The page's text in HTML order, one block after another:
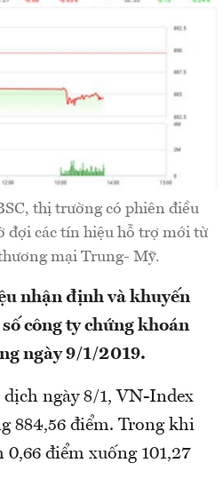
thị trường có phiên điều
đợi các tín hiệu hỗ trợ mới từ
mại Trung- Mỹ.
nhận định và khuyến
công ty chứng khoán
ngày 9/1/2019.
ngày 8/1, VN-Index
884,56 điểm. Trong khi
điểm xuống 101,27